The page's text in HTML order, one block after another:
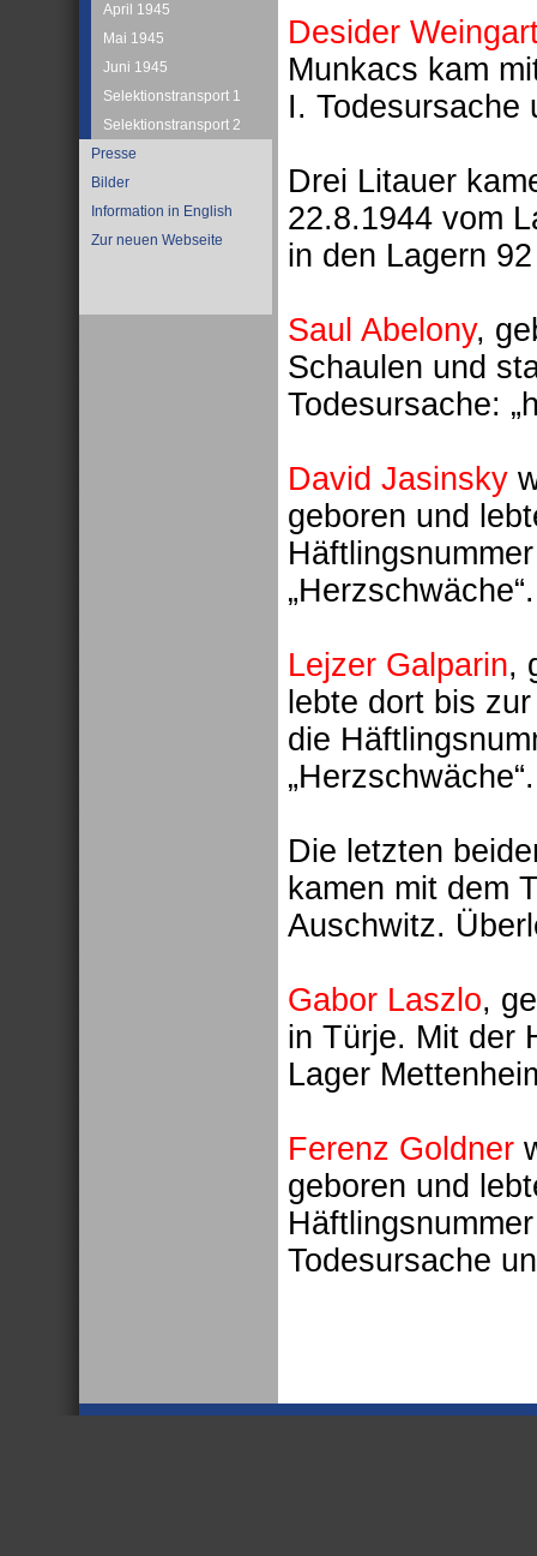
April 1945
Mai 1945
Juni 1945
Selektionstransport 1
Selektionstransport 2
Presse
Bilder
Information in English
Zur neuen Webseite
Desider
Munkacs kam
I. Todesursache
Drei Litauer
22.8.1944 vom
in den Lagern
Saul Abelony,
Schaulen und
Todesursache:
David Jasinsky
geboren und
„Herzschwäche“.
Lejzer Galparin,
lebte dort bis
die
„Herzschwäche“.
Die letzten
kamen mit dem
Auschwitz.
Gabor Laszlo,
in Türje. Mit der
Lager
Ferenz Goldner
geboren und
Todesursache